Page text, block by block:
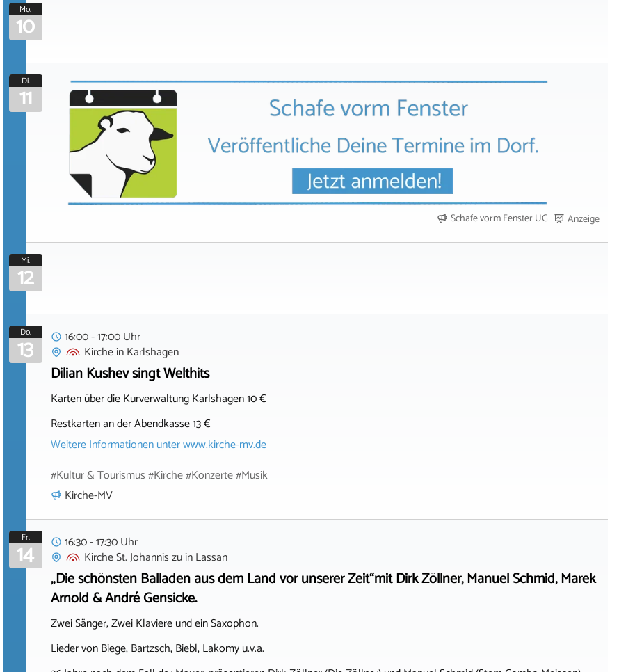
Mo.
10
Di.
11
Schafe vorm Fenster UG Anzeige
Mi.
12
Do.
13
16:00 - 17:00 Uhr
KircheinKarlshagen
Dilian Kushev singt Welthits
Karten über die Kurverwaltung Karlshagen 10 €
Restkarten an der Abendkasse 13 €
Weitere Informationen unterwww.kirche-mv.de
#Kultur & Tourismus #Kirche #Konzerte #Musik
Kirche-MV
Fr.
14
16:30 - 17:30 Uhr
Kirche St. Johannis zuinLassan
„Die schönsten Balladen aus dem Land vor unserer Zeit“mit Dirk Zöllner, Manuel Schmid, Marek
Arnold & André Gensicke.
Zwei Sänger, Zwei Klaviere und ein Saxophon.
Lieder von Biege, Bartzsch, Biebl, Lakomy u.v.a.